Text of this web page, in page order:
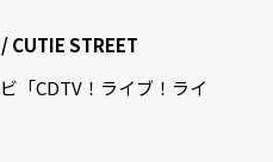
CUTIE STREET
「CDTV！ライブ！ライ